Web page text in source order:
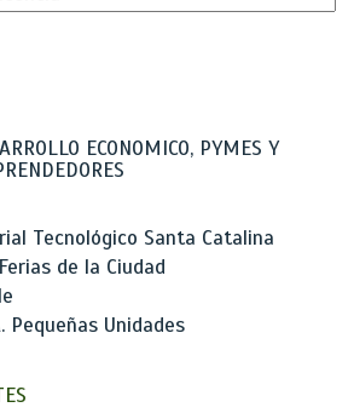
ECONOMICO, PYMES Y
Tecnológico Santa Catalina
de la Ciudad
Pequeñas Unidades